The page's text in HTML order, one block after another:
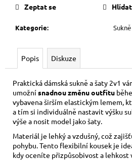
Kategorie: Sukně
Zeptat se Hlídat
Popis Diskuze
Praktická dámská sukně a šaty 2v1
umožnísnadnou změnu outfitu
vybavena širším elastickým lemem,
a tím si individuálně nastavit výšku
výše a nosit model jako šaty.
Materiál je lehký a vzdušný, což
pohybu. Tento flexibilní kousek je
kdy oceníte přizpůsobivost a lehkost